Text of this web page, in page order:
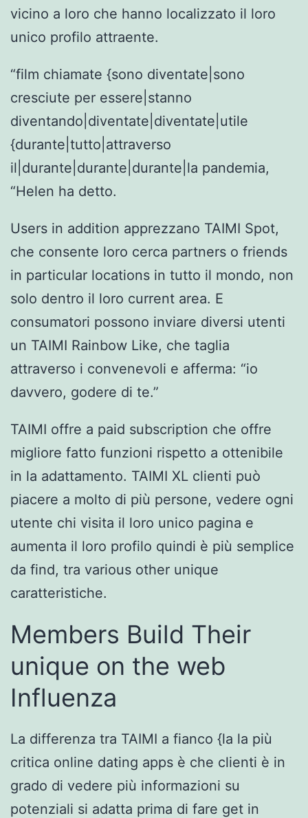
vicino a loro che hanno localizzato il loro
unico profilo attraente.
“film chiamate {sono diventate|sono
cresciute per essere|stanno
diventando|diventate|diventate|utile
{durante|tutto|attraverso
il|durante|durante|durante|la pandemia,
“Helen ha detto.
Users in addition apprezzano TAIMI Spot,
che consente loro cerca partners o friends
in particular locations in tutto il mondo, non
solo dentro il loro current area. E
consumatori possono inviare diversi utenti
un TAIMI Rainbow Like, che taglia
attraverso i convenevoli e afferma: “io
davvero, godere di te.”
TAIMI offre a paid subscription che offre
migliore fatto funzioni rispetto a ottenibile
in la adattamento. TAIMI XL clienti può
piacere a molto di più persone, vedere ogni
utente chi visita il loro unico pagina e
aumenta il loro profilo quindi è più semplice
da find, tra various other unique
caratteristiche.
Members Build Their
unique on the web
Influenza
La differenza tra TAIMI a fianco {la la più
critica online dating apps è che clienti è in
grado di vedere più informazioni su
potenziali si adatta prima di fare get in